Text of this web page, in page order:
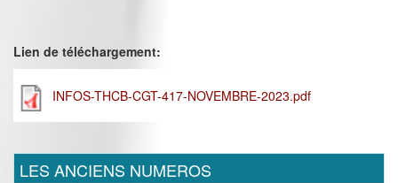
Lien de téléchargement:
INFOS-THCB-CGT-417-NOVEMBRE-2023.pdf
LES ANCIENS NUMEROS